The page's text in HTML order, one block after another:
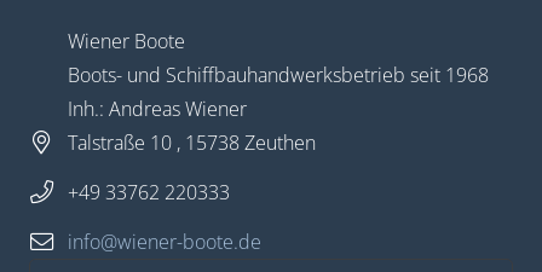
Wiener Boote
Boots- und Schiffbauhandwerksbetrieb seit 1968
Inh.: Andreas Wiener
Talstraße 10 , 15738 Zeuthen
+49 33762 220333
info@wiener-boote.de